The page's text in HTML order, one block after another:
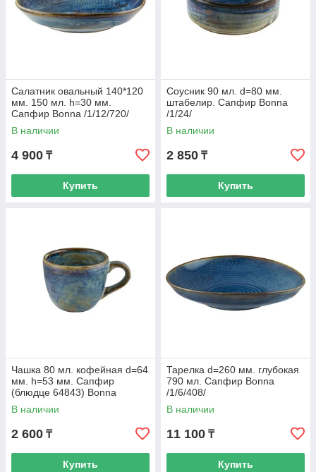
Салатник овальный 140*120
мм. 150 мл. h=30 мм.
Сапфир Bonna /1/12/720/
В наличии
4 900 ₸
Купить
Соусник 90 мл. d=80 мм.
штабелир. Сапфир Bonna
/1/24/
В наличии
2 850 ₸
Купить
Чашка 80 мл. кофейная d=64
мм. h=53 мм. Сапфир
(блюдце 64843) Bonna
/1/6/1602/
В наличии
2 600 ₸
Купить
Тарелка d=260 мм. глубокая
790 мл. Сапфир Bonna
/1/6/408/
В наличии
11 100 ₸
Купить